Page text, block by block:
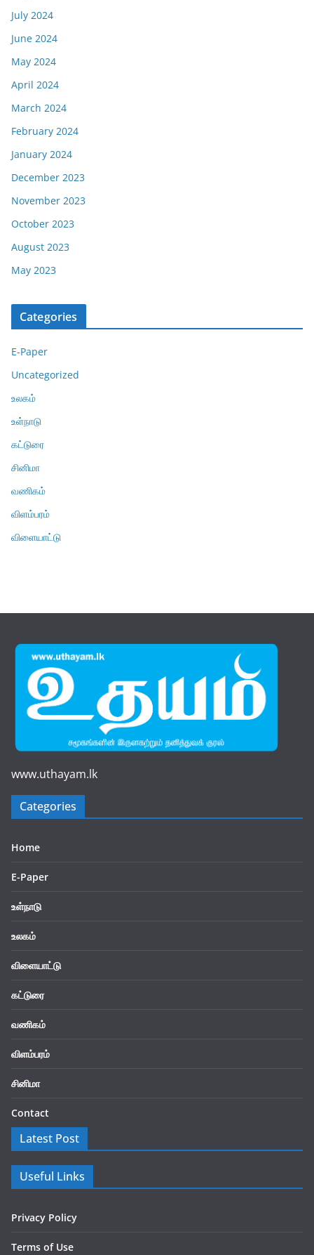
July 2024
June 2024
May 2024
April 2024
March 2024
February 2024
January 2024
December 2023
November 2023
October 2023
August 2023
May 2023
Categories
E-Paper
Uncategorized
உலகம்
உள்நாடு
கட்டுரை
சினிமா
வணிகம்
விளம்பரம்
விளையாட்டு
www.uthayam.lk
Categories
Home
E-Paper
உள்நாடு
உலகம்
விளையாட்டு
கட்டுரை
வணிகம்
விளம்பரம்
சினிமா
Contact
Latest Post
Useful Links
Privacy Policy
Terms of Use